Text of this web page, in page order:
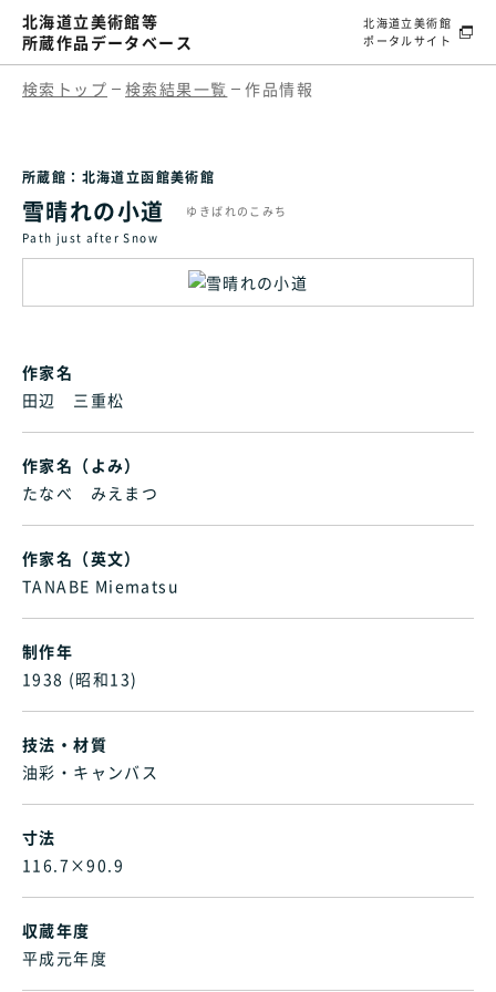
北海道立美術館等
所蔵作品データベース
北海道立美術館
ポータルサイト
検索トップ 検索結果一覧 作品情報
所蔵館：北海道立函館美術館
雪晴れの小道
ゆきばれのこみち
Path just after Snow
作家名
田辺 三重松
作家名（よみ）
たなべ みえまつ
作家名（英文）
TANABE Miematsu
制作年
1938 (昭和13)
技法・材質
油彩・キャンバス
寸法
116.7×90.9
収蔵年度
平成元年度